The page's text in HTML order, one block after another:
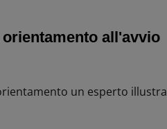
all'avvio
un esperto illustra